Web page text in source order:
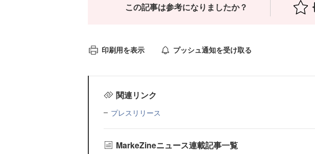
この記事は参考になりましたか？
印刷用を表示 プッシュ通知を受け取る
関連リンク
プレスリリース
MarkeZineニュース連載記事一覧